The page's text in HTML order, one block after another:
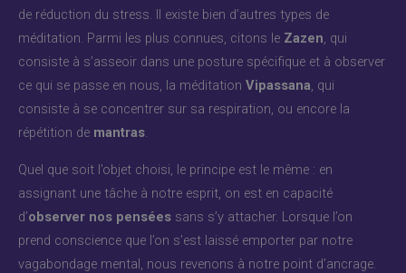
de réduction du stress. Il existe bien d’autres types de
méditation. Parmi les plus connues, citons le Zazen, qui
consiste à s’asseoir dans une posture spécifique et à observer
ce qui se passe en nous, la méditation Vipassana, qui
consiste à se concentrer sur sa respiration, ou encore la
répétition de mantras.
Quel que soit l’objet choisi, le principe est le même : en
assignant une tâche à notre esprit, on est en capacité
d’observer nos pensées sans s’y attacher. Lorsque l’on
prend conscience que l’on s’est laissé emporter par notre
vagabondage mental, nous revenons à notre point d’ancrage.